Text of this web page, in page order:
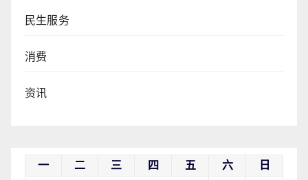
民生服务
消费
资讯
一 二 三 四 五 六 日